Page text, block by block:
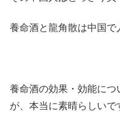
養命酒と龍角散は中国で
養命酒の効果・効能に
が、本当に素晴らしいで